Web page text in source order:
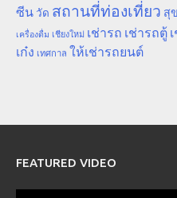
ซีน วัด สถานที่ท่องเที่ยว สุ
เครื่องดื่ม เชียงใหม่ เช่ารถ เช่ารถตู้
เก๋ง เทศกาล ให้เช่ารถยนต์
FEATURED VIDEO